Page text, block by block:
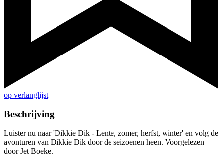
op verlanglijst
Beschrijving
Luister nu naar 'Dikkie Dik - Lente, zomer, herfst, winter' en volg de
avonturen van Dikkie Dik door de seizoenen heen. Voorgelezen
door Jet Boeke.